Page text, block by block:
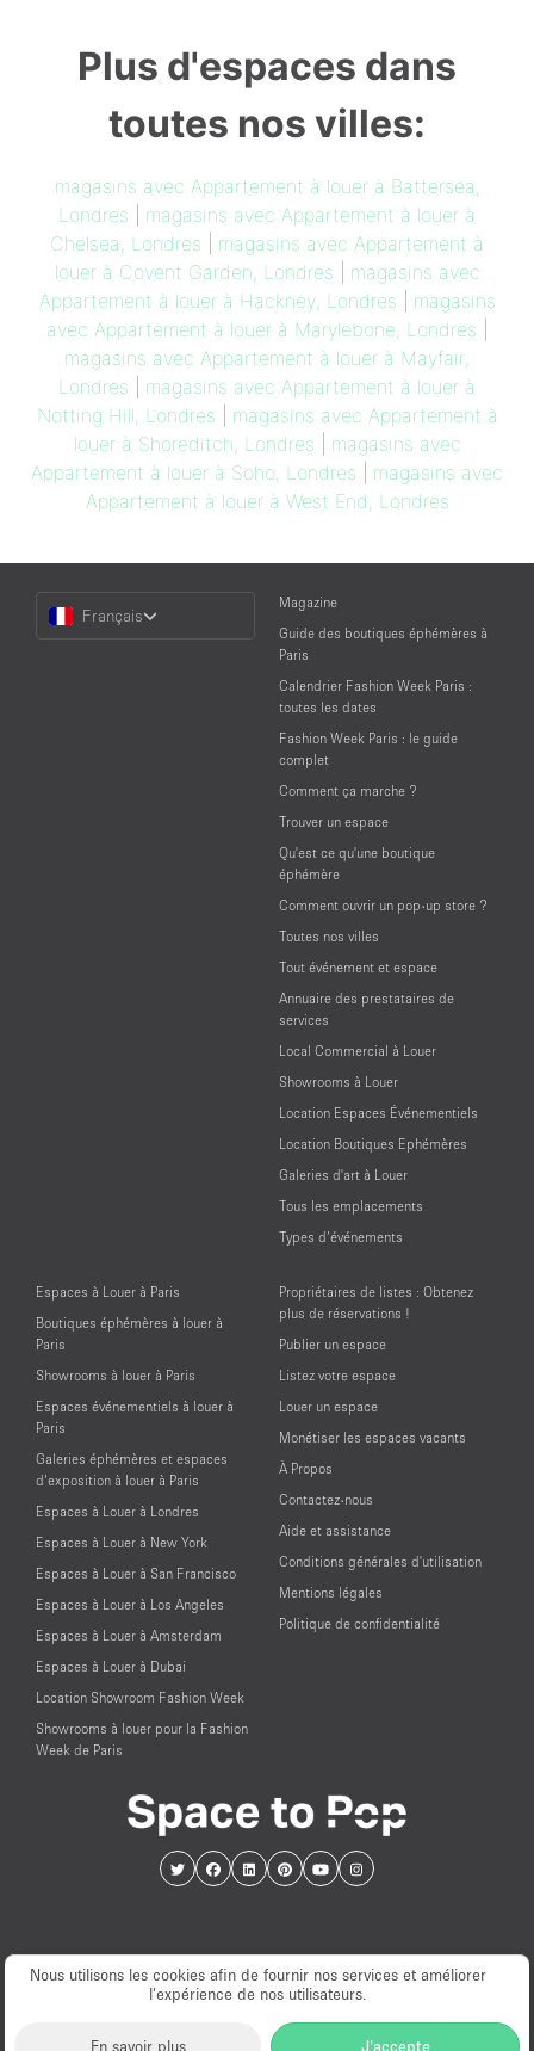
Nous utilisons les cookies afin de fournir nos services et améliorer
l’expérience de nos utilisateurs.
En savoir plus J'accepte
Plus d'espaces dans
toutes nos villes:
magasins avec Appartement à louer à Battersea,
Londres
magasins avec Appartement à louer à
Chelsea, Londres
magasins avec Appartement à
louer à Covent Garden, Londres
magasins avec
Appartement à louer à Hackney, Londres
magasins
avec Appartement à louer à Marylebone, Londres
magasins avec Appartement à louer à Mayfair,
Londres
magasins avec Appartement à louer à
Notting Hill, Londres
magasins avec Appartement à
louer à Shoreditch, Londres
magasins avec
Appartement à louer à Soho, Londres
magasins avec
Appartement à louer à West End, Londres
Language
Français
Magazine
Guide des boutiques éphémères à
Paris
Calendrier Fashion Week Paris :
toutes les dates
Fashion Week Paris : le guide
complet
Comment ça marche ?
Trouver un espace
Qu'est ce qu'une boutique
éphémère
Comment ouvrir un pop-up store ?
Toutes nos villes
Tout événement et espace
Annuaire des prestataires de
services
Local Commercial à Louer
Showrooms à Louer
Location Espaces Événementiels
Location Boutiques Ephémères
Galeries d'art à Louer
Tous les emplacements
Types d’événements
Espaces à Louer à Paris
Boutiques éphémères à louer à
Paris
Showrooms à louer à Paris
Espaces événementiels à louer à
Paris
Galeries éphémères et espaces
d’exposition à louer à Paris
Espaces à Louer à Londres
Espaces à Louer à New York
Espaces à Louer à San Francisco
Espaces à Louer à Los Angeles
Espaces à Louer à Amsterdam
Espaces à Louer à Dubai
Location Showroom Fashion Week
Showrooms à louer pour la Fashion
Week de Paris
Propriétaires de listes : Obtenez
plus de réservations !
Publier un espace
Listez votre espace
Louer un espace
Monétiser les espaces vacants
À Propos
Contactez-nous
Aide et assistance
Conditions générales d'utilisation
Mentions légales
Politique de confidentialité